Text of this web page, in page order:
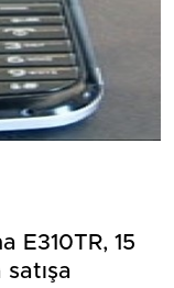
E310TR, 15